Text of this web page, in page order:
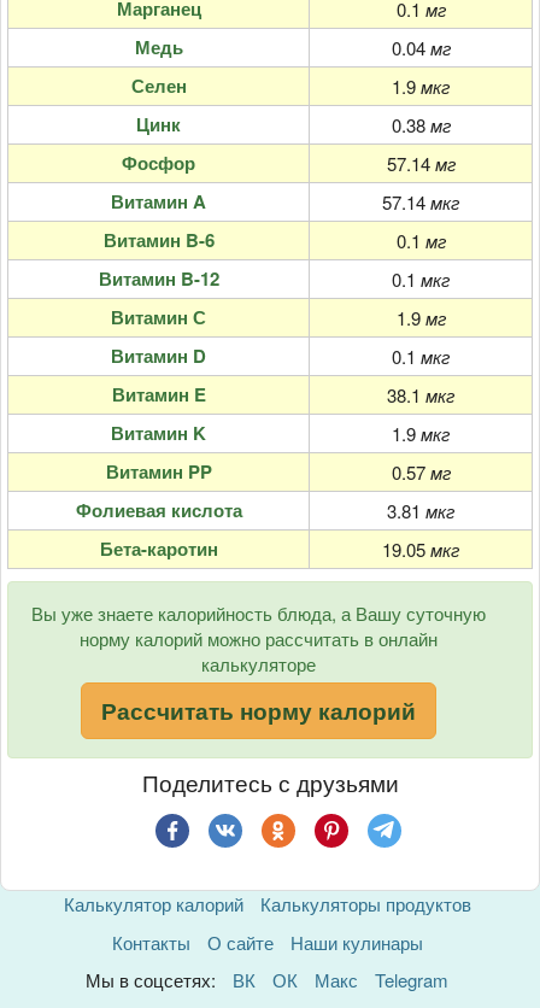
Марганец 0.1 мг
Медь 0.04 мг
Селен 1.9мкг
Цинк 0.38 мг
Фосфор 57.14 мг
Витамин A 57.14мкг
Витамин B-6 0.1 мг
Витамин B-12 0.1 мкг
Витамин С 1.9 мг
Витамин D 0.1 мкг
Витамин E 38.1 мкг
Витамин K 1.9мкг
Витамин PP 0.57 мг
Фолиевая кислота 3.81 мкг
Бета-каротин 19.05мкг
Вы уже знаете калорийность блюда, а Вашу суточную
норму калорий можно рассчитать в онлайн
калькуляторе
Рассчитать норму калорий
Поделитесь с друзьями
Калькулятор калорий
Калькуляторы продуктов
Контакты
О сайте
Наши кулинары
Мы в соцсетях:
ВК ОК Макс Telegram